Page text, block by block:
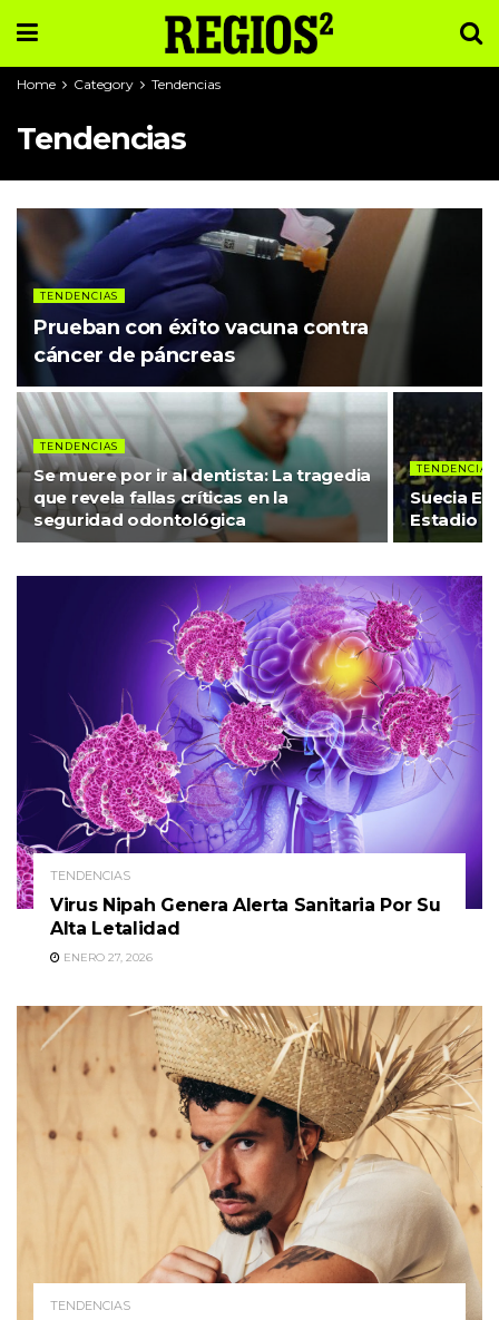
Home Category Tendencias
Tendencias
TENDENCIAS
Prueban con éxito vacuna contra
cáncer de páncreas
TENDENCIAS
Se muere por ir al dentista: La tragedia
que revela fallas críticas en la
seguridad odontológica
TENDENCIAS
Suecia
Estadio
TENDENCIAS
Virus Nipah Genera Alerta Sanitaria Por Su
Alta Letalidad
ENERO 27, 2026
TENDENCIAS